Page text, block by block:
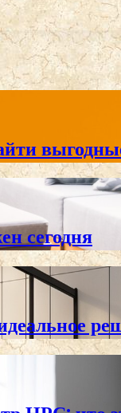
сегодня